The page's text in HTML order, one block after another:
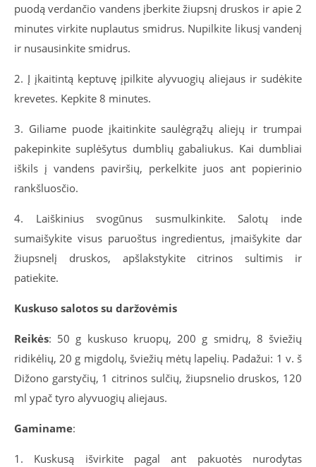
puodą verdančio vandens įberkite žiupsnį druskos ir apie 2
minutes virkite nuplautus smidrus. Nupilkite likusį vandenį
ir nusausinkite smidrus.
2. Į įkaitintą keptuvę įpilkite alyvuogių aliejaus ir sudėkite
krevetes. Kepkite 8 minutes.
3. Giliame puode įkaitinkite saulėgrąžų aliejų ir trumpai
pakepinkite suplėšytus dumblių gabaliukus. Kai dumbliai
iškils į vandens paviršių, perkelkite juos ant popierinio
rankšluosčio.
4. Laiškinius svogūnus susmulkinkite. Salotų inde
sumaišykite visus paruoštus ingredientus, įmaišykite dar
žiupsnelį druskos, apšlakstykite citrinos sultimis ir
patiekite.
Kuskuso salotos su daržovėmis
Reikės: 50 g kuskuso kruopų, 200 g smidrų, 8 šviežių
ridikėlių, 20 g migdolų, šviežių mėtų lapelių. Padažui: 1 v. š
Dižono garstyčių, 1 citrinos sulčių, žiupsnelio druskos, 120
ml ypač tyro alyvuogių aliejaus.
Gaminame:
1. Kuskusą išvirkite pagal ant pakuotės nurodytas